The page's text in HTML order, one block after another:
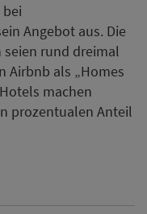
Angebot aus. Die
rund dreimal
Airbnb als „Homes
machen
prozentualen Anteil